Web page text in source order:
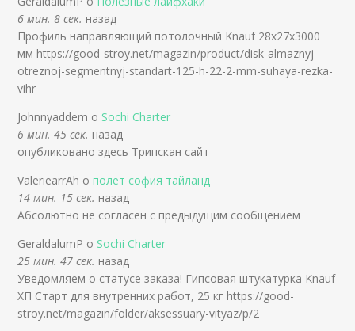
6 мин. 8 сек. назад
Профиль направляющий потолочный Knauf 28х27x3000
мм https://good-stroy.net/magazin/product/disk-almaznyj-
otreznoj-segmentnyj-standart-125-h-22-2-mm-suhaya-rezka-
vihr
Johnnyaddem о Sochi Charter
6 мин. 45 сек. назад
опубликовано здесь Трипскан сайт
ValeriearrAh ополет софия тайланд
14 мин. 15 сек. назад
Абсолютно не согласен с предыдущим сообщением
GeraldalumP о Sochi Charter
25 мин. 47 сек. назад
Уведомляем о статусе заказа! Гипсовая штукатурка Knauf
ХП Старт для внутренних работ, 25 кг https://good-
stroy.net/magazin/folder/aksessuary-vityaz/p/2